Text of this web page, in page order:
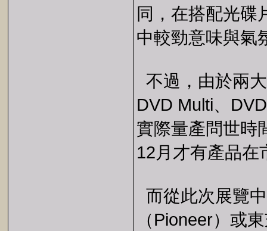
同，在搭配光碟
中較勁意味與氣
不過，由於兩
DVD Multi、
實際量產問世時
12月才有產品在
而從此次展覽
（Pioneer）或